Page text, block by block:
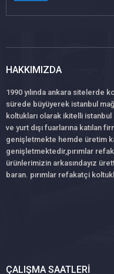
HAKKIMIZDA
1990 yılında ankara sitelerde
sürede büyüyerek istanbul
koltukları olarak ikitelli
ve yurt dışı fuarlarına katılan
genişletmekte hemde üretim
genişletmektedir,pırımlar
ürünlerimizin arkasındayız
baran. pırımlar refakatçi
ÇALIŞMA SAATLERI